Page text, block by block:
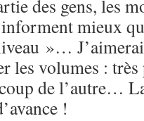
des gens, les
mieux
»…
les volumes : très
de l’autre…
!